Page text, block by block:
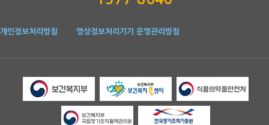
개인정보처리방침 영상정보처리기기 운영관리방침